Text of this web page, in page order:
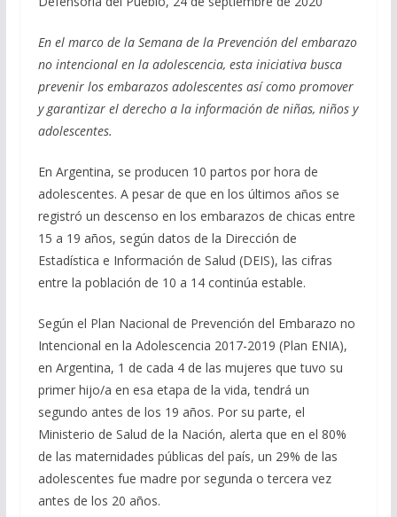
En el marco de la Semana de la Prevención del embarazo
no intencional en la adolescencia, esta iniciativa busca
prevenir los embarazos adolescentes así como promover
y garantizar el derecho a la información de niñas, niños y
adolescentes.
En Argentina, se producen 10 partos por hora de
adolescentes. A pesar de que en los últimos años se
registró un descenso en los embarazos de chicas entre
15 a 19 años, según datos de la Dirección de
Estadística e Información de Salud (DEIS), las cifras
entre la población de 10 a 14 continúa estable.
Según el Plan Nacional de Prevención del Embarazo no
Intencional en la Adolescencia 2017-2019 (Plan ENIA),
en Argentina, 1 de cada 4 de las mujeres que tuvo su
primer hijo/a en esa etapa de la vida, tendrá un
segundo antes de los 19 años. Por su parte, el
Ministerio de Salud de la Nación, alerta que en el 80%
de las maternidades públicas del país, un 29% de las
adolescentes fue madre por segunda o tercera vez
antes de los 20 años.